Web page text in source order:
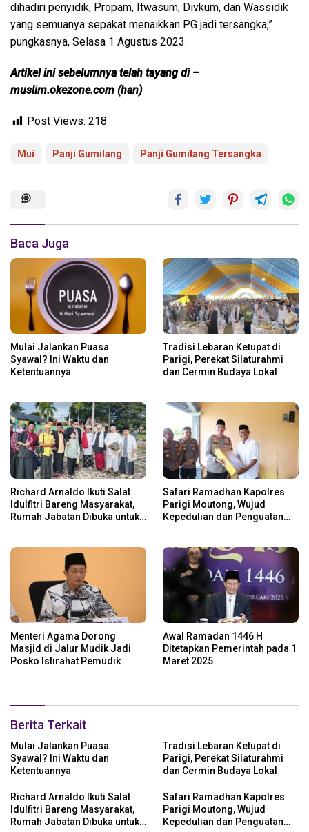
dihadiri penyidik, Propam, Itwasum, Divkum, dan Wassidik
yang semuanya sepakat menaikkan PG jadi tersangka,”
pungkasnya, Selasa 1 Agustus 2023.
Artikel ini sebelumnya telah tayang di –
muslim.okezone.com (han)
Post Views: 218
Mui Panji Gumilang Panji Gumilang Tersangka
Baca Juga
Mulai Jalankan Puasa
Syawal? Ini Waktu dan
Ketentuannya
Tradisi Lebaran Ketupat di
Parigi, Perekat Silaturahmi
dan Cermin Budaya Lokal
Richard Arnaldo Ikuti Salat
Idulfitri Bareng Masyarakat,
Rumah Jabatan Dibuka untuk
Safari Ramadhan Kapolres
Parigi Moutong, Wujud
Kepedulian dan Penguatan
Menteri Agama Dorong
Masjid di Jalur Mudik Jadi
Posko Istirahat Pemudik
Awal Ramadan 1446 H
Ditetapkan Pemerintah pada 1
Maret 2025
Berita Terkait
Mulai Jalankan Puasa
Syawal? Ini Waktu dan
Ketentuannya
Tradisi Lebaran Ketupat di
Parigi, Perekat Silaturahmi
dan Cermin Budaya Lokal
Richard Arnaldo Ikuti Salat
Idulfitri Bareng Masyarakat,
Rumah Jabatan Dibuka untuk
Safari Ramadhan Kapolres
Parigi Moutong, Wujud
Kepedulian dan Penguatan